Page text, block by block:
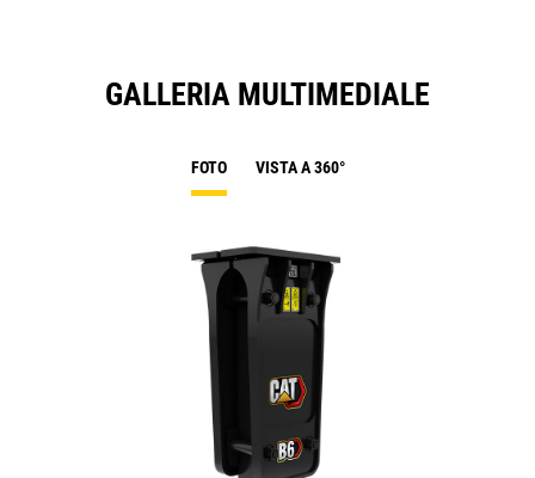
GALLERIA MULTIMEDIALE
FOTO VISTA A 360°